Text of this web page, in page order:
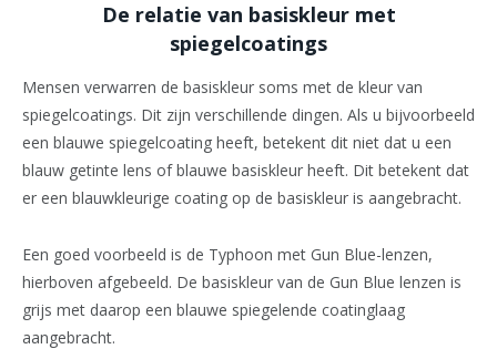
De relatie van basiskleur met
spiegelcoatings
Mensen verwarren de basiskleur soms met de kleur van
spiegelcoatings. Dit zijn verschillende dingen. Als u bijvoorbeeld
een blauwe spiegelcoating heeft, betekent dit niet dat u een
blauw getinte lens of blauwe basiskleur heeft. Dit betekent dat
er een blauwkleurige coating op de basiskleur is aangebracht.
Een goed voorbeeld is de Typhoon met Gun Blue-lenzen,
hierboven afgebeeld. De basiskleur van de Gun Blue lenzen is
grijs met daarop een blauwe spiegelende coatinglaag
aangebracht.